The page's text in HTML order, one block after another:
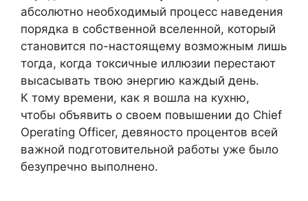
абсолютно необходимый процесс наведения
порядка в собственной вселенной, который
становится по-настоящему возможным лишь
тогда, когда токсичные иллюзии перестают
высасывать твою энергию каждый день.
К тому времени, как я вошла на кухню,
чтобы объявить о своем повышении до Chief
Operating Officer, девяносто процентов всей
важной подготовительной работы уже было
безупречно выполнено.